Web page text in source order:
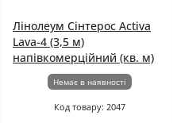
Лінолеум Сінтерос Activa
Lava-4 (3,5 м)
напівкомерційний (кв. м)
Немає в наявності
Код товару: 2047